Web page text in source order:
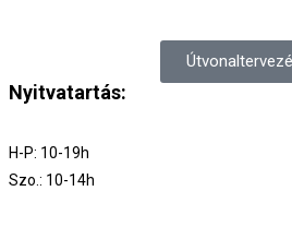
Nyitvatartás:
H-P: 10-19h
Szo.: 10-14h